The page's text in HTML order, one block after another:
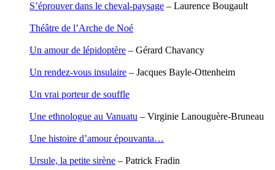
Pitiot Michaël
Plane Alice
Poncins Gontran de
Poussin Alexandre
Quierzy Pauline
Rasse Rémy
Revel Luc de
Rizzato Tullio
S’éprouver dans le cheval-paysage – Laurence Bougault
Théâtre de l’Arche de Noé
Un amour de lépidoptère – Gérard Chavancy
Un rendez-vous insulaire – Jacques Bayle-Ottenheim
Un vrai porteur de souffle
Une ethnologue au Vanuatu – Virginie Lanouguère-Bruneau
Une histoire d’amour épouvanta…
Ursule, la petite sirène – Patrick Fradin